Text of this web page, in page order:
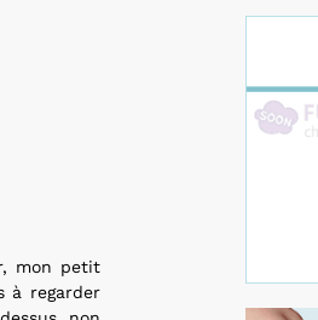
mon petit
à regarder